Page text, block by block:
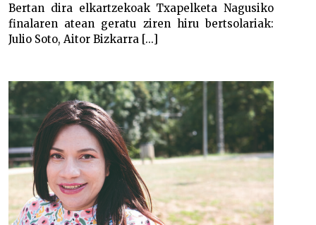
Bertan dira elkartzekoak Txapelketa Nagusiko
finalaren atean geratu ziren hiru bertsolariak:
Julio Soto, Aitor Bizkarra [...]